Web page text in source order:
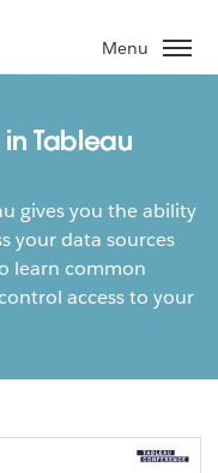
Menu
Tableau
gives you the ability
your data sources
learn common
access to your